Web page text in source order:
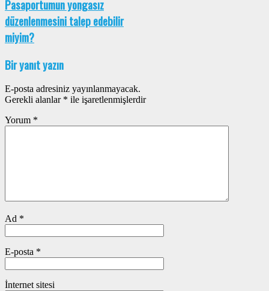
Pasaportumun yongasız
düzenlenmesini talep edebilir
miyim?
Bir yanıt yazın
E-posta adresiniz yayınlanmayacak.
Gerekli alanlar * ile işaretlenmişlerdir
Yorum *
Ad *
E-posta *
İnternet sitesi